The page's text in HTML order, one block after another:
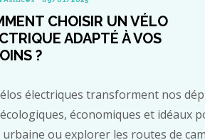
CHOISIR UN VÉLO
ADAPTÉ À VOS
?
électriques transforment nos
économiques et idéaux
urbaine ou explorer les routes de